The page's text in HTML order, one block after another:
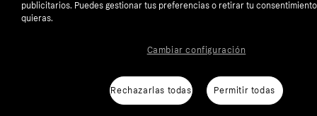
publicitarios. Puedes gestionar tus preferencias o retirar tu
quieras.
Rechazarlas todas Permitir todas
Cambiar configuración